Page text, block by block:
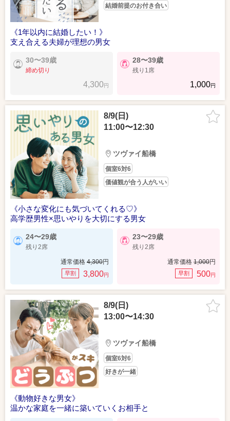
結婚前提のお付き合い
《1年以内に結婚したい！》
支え合える夫婦が理想の男女
30〜39歳
締め切り
4,300円
28〜39歳
残り1席
1,000円
8/9(日)
11:00〜12:30
ツヴァイ船橋
個室6対6
価値観が合う人がいい
《小さな変化にも気づいてくれる♡》
高学歴男性×思いやりを大切にする男女
24〜29歳
残り2席
通常価格 4,300円
早割 3,800円
23〜29歳
残り2席
通常価格 1,000円
早割 500円
8/9(日)
13:00〜14:30
ツヴァイ船橋
個室6対6
好きが一緒
《動物好きな男女》
温かな家庭を一緒に築いていくお相手と